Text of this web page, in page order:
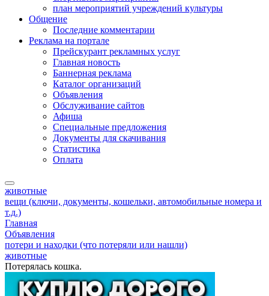
план мероприятий учреждений культуры
Общение
Последние комментарии
Реклама на портале
Прейскурант рекламных услуг
Главная новость
Баннерная реклама
Каталог организаций
Объявления
Обслуживание сайтов
Афиша
Специальные предложения
Документы для скачивания
Статистика
Оплата
животные
вещи (ключи, документы, кошельки, автомобильные номера и
т.д.)
Главная
Объявления
потери и находки (что потеряли или нашли)
животные
Потерялась кошка.